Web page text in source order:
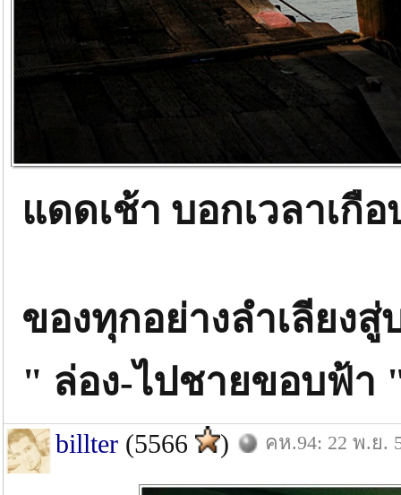
แดดเช้า บอกเวลาเกื
ของทุกอย่างลำเลียง
" ล่อง-ไปชายขอบฟ้า
billter (5566 ) คห.94: 22 พ.ย.